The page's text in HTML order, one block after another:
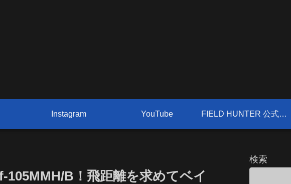
Instagram YouTube FIELD HUNTER 公式サイト
B！飛距離を求めてベイ
検索